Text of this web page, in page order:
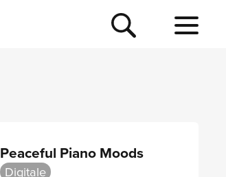
Peaceful Piano Moods
Digitale